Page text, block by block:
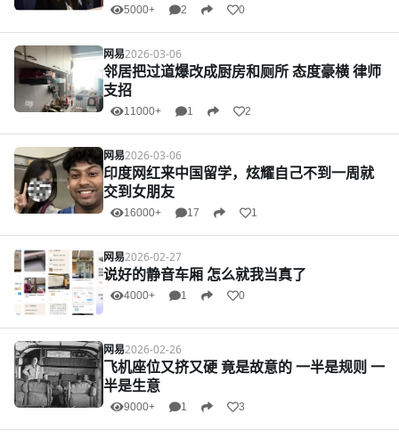
5000+ 2 0
网易2026-03-06
邻居把过道爆改成厨房和厕所 态度豪横 律师
支招
11000+ 1 2
网易2026-03-06
印度网红来中国留学，炫耀自己不到一周就
交到女朋友
16000+ 17 1
网易2026-02-27
说好的静音车厢 怎么就我当真了
4000+ 1 0
网易2026-02-26
飞机座位又挤又硬 竟是故意的 一半是规则 一
半是生意
9000+ 1 3